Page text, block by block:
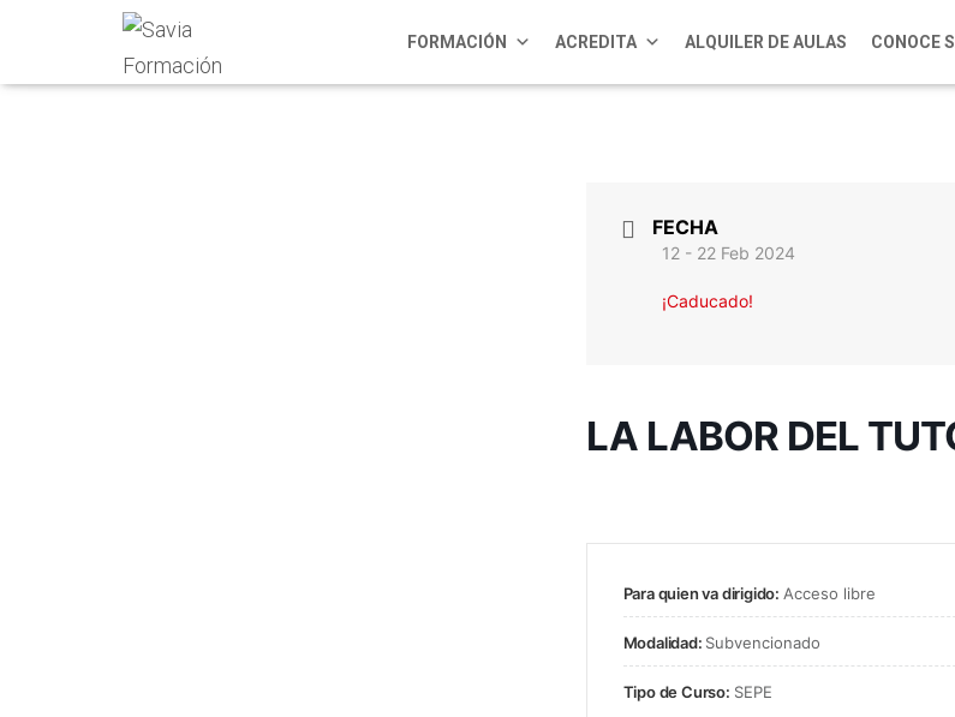
FORMACIÓN ACREDITA ALQUILER DE AULAS CONOCE
FECHA
12 - 22 Feb 2024
¡Caducado!
LA LABOR DEL
Para quien va dirigido: Acceso libre
Modalidad: Subvencionado
Tipo de Curso: SEPE